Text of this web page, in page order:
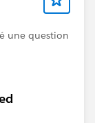
une question